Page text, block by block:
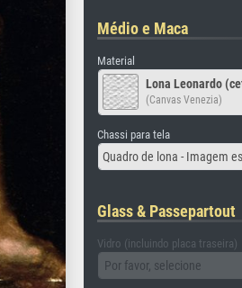
Médio e Maca
Material
Lona Leonardo
(Canvas Venezia)
Chassi para tela
Glass & Passepartout
Vidro (incluindo placa traseira)
Por favor, selecione